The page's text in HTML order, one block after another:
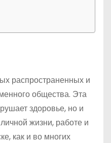
распространенных и
общества. Эта
здоровье, но и
жизни, работе и
как и во многих